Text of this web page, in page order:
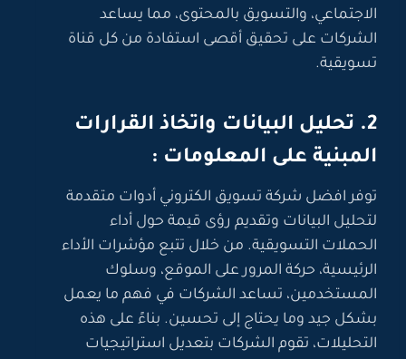
الاجتماعي، والتسويق بالمحتوى، مما يساعد
الشركات على تحقيق أقصى استفادة من كل قناة
تسويقية.
2. تحليل البيانات واتخاذ القرارات
المبنية على المعلومات :
توفر افضل شركة تسويق الكتروني أدوات متقدمة
لتحليل البيانات وتقديم رؤى قيمة حول أداء
الحملات التسويقية. من خلال تتبع مؤشرات الأداء
الرئيسية، حركة المرور على الموقع، وسلوك
المستخدمين، تساعد الشركات في فهم ما يعمل
بشكل جيد وما يحتاج إلى تحسين. بناءً على هذه
التحليلات، تقوم الشركات بتعديل استراتيجيات